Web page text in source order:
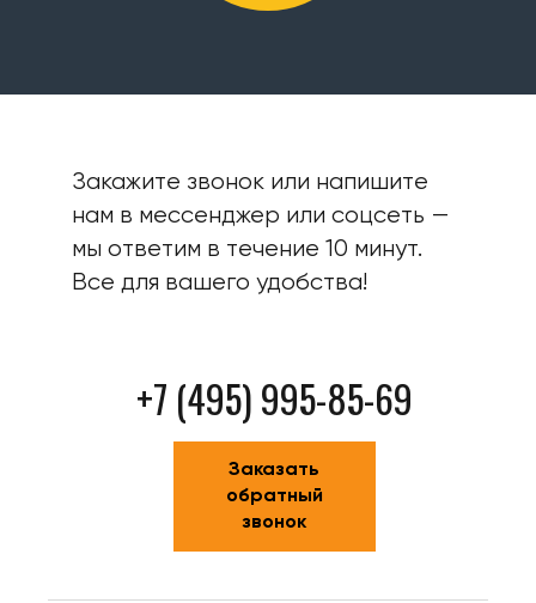
Закажите звонок или напишите
нам в мессенджер или соцсеть —
мы ответим в течение 10 минут.
Все для вашего удобства!
+7 (495) 995-85-69
Заказать
обратный
звонок